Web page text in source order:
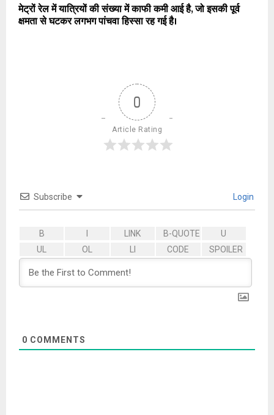
मेट्रों रेल में यात्रियों की संख्या में काफी कमी आई है, जो इसकी पूर्व
क्षमता से घटकर लगभग पांचवा हिस्सा रह गई है।
0
Article Rating
Subscribe Login
0 COMMENTS